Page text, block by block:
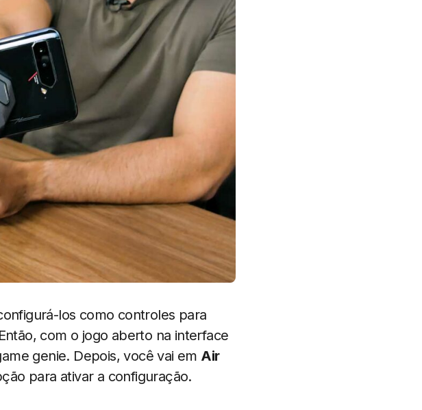
los como controles para
com o jogo aberto na interface
genie. Depois, você vai em Air
para ativar a configuração.